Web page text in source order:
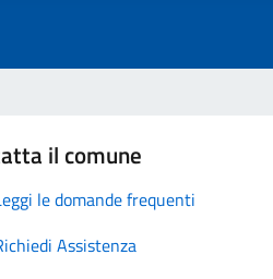
il comune
le domande frequenti
Assistenza